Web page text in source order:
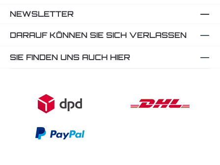
NEWSLETTER
DARAUF KÖNNEN SIE SICH VERLASSEN
SIE FINDEN UNS AUCH HIER